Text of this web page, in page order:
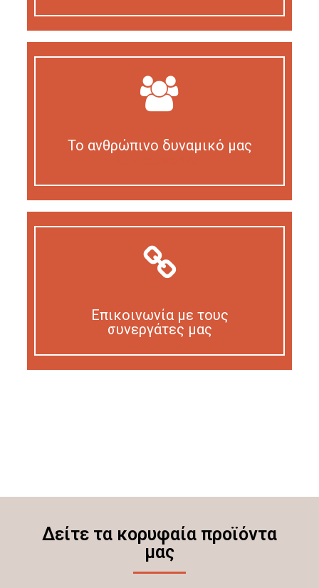
Το ανθρώπινο δυναμικό μας
Επικοινωνία με τους
συνεργάτες μας
Δείτε τα κορυφαία προϊόντα
μας